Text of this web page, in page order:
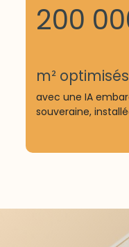
200
m² optimisés
avec une IA
souveraine,